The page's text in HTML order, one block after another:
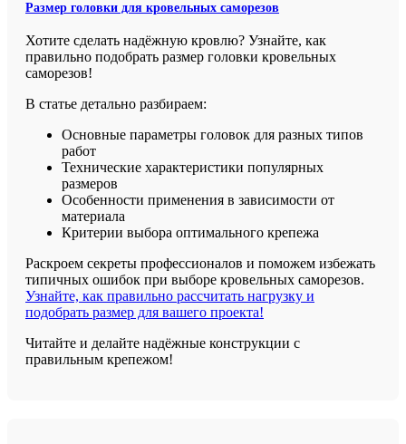
Размер головки для кровельных саморезов
Хотите сделать надёжную кровлю? Узнайте, как
правильно подобрать размер головки кровельных
саморезов!
В статье детально разбираем:
Основные параметры головок для разных типов
работ
Технические характеристики популярных
размеров
Особенности применения в зависимости от
материала
Критерии выбора оптимального крепежа
Раскроем секреты профессионалов и поможем избежать
типичных ошибок при выборе кровельных саморезов.
Узнайте, как правильно рассчитать нагрузку и
подобрать размер для вашего проекта!
Читайте и делайте надёжные конструкции с
правильным крепежом!